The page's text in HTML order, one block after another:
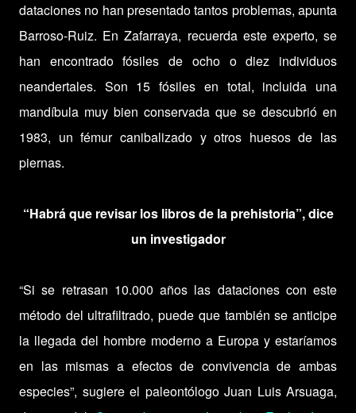
dataciones no han presentado tantos problemas, apunta
Barroso-Ruiz. En Zafarraya, recuerda este experto, se
han encontrado fósiles de ocho o diez individuos
neandertales. Son 15 fósiles en total, incluida una
mandíbula muy bien conservada que se descubrió en
1983, un fémur canibalizado y otros huesos de las
piernas.
“Habrá que revisar los libros de la prehistoria”, dice
un investigador
“Si se retrasan 10.000 años las dataciones con este
método del ultrafiltrado, puede que también se anticipe
la llegada del hombre moderno a Europa y estaríamos
en las mismas a efectos de convivencia de ambas
especies”, sugiere el paleontólogo Juan Luis Arsuaga,